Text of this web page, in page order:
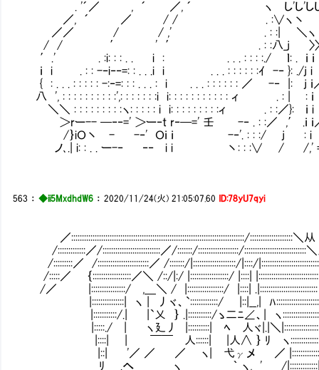
. '´／ , ´ ／, ´ ヽ し'し'ししし'し
／, ´ ／ / / . :∨ヽ
／／ / / ,' . : :| ＼
/ / ′ ' ′ . : :八_j 〉〉
′.' . :i: : : . . i : . . . : : : :./ ｌ: .
ｉ i . : : -‐i‐‐=: : . . .i i . . . : : : : : :ｲ -‐ }:
{ : . . . : : : : : -:‐=: : : . . . : i . . . : : : : : : ／ -‐ |: j
八 ', : : : : : : : : : :',: : : : : : :i i: : : : : : : : : : : ィ . : | :
＼＼ : : : : : : : : :ヽ: : : : : i i: : : : : : : : :ィ . : :／}:
＞rー-- ─‐‐=' ＞ー‐t r‐─=' 壬 -‐ . : :／ ,′ .ｉ
/｝iＯ丶 - -‐' Ｏｉ ｉ -‐'. : : :/ j :
ノ､.| i: : . . ー-‐ ‐‐ i i 丶: : :∨ / /,'
563 ：◆ii5MxdhdW6 ：2020/11/24(火) 21:05:07.60 ID:78yU7qyi
／:::::::::::::::::::::::::::::::::::::::::::::::::::::::::::::::::::::::::::::::::/
/:::::::::::::／/:::::::::::::::::::::::::::／/:::::::/:::::::::::::::::::/
/:::::::::／ /::::::::::::::::::::::::／ /:::::::/|::::::::::::::::::::/|::::/
/:::::／ ｛::::::::::::::::::／＼ /::/|:/ |::::::::::::::::::/ |::::|
/／ |::::::::::::::::/ ,＿＼ / |:::::::::::::::::/ |::::| .|:::::::::::::::::::::::::::
|:::::::::::::::| ヽ | 丿ヾ、`:::::::::::::/ |::|__,| ﾊ
|:::::::::::/.| |`乂 ｝ .|:::::::::::/ゝ二ﾆ∠、| ヽ
|:::::./ | ヽ廴丿 |::::::::::| ﾍ 人ヾ|.|＼
|::::| | ￣￣ 人::::::| |人∧ ｝ ﾘ ヽ:::::::::::::::|:::::.|
|::| '／ ／ ／ ヽ| 弋γメ ／ |:::::::::::::|:::::| 邪
ﾘ .へ ヽ ｀ ヽ, ' /|:::::::::::::||::::| 会